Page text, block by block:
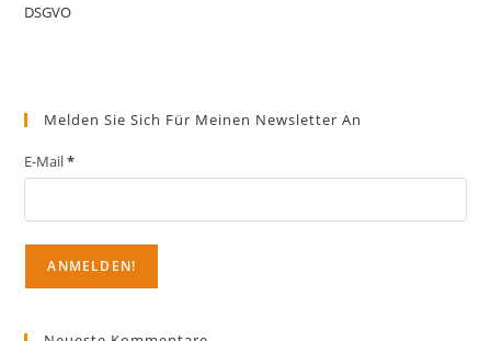
DSGVO
Melden Sie Sich Für Meinen Newsletter An
E-Mail*